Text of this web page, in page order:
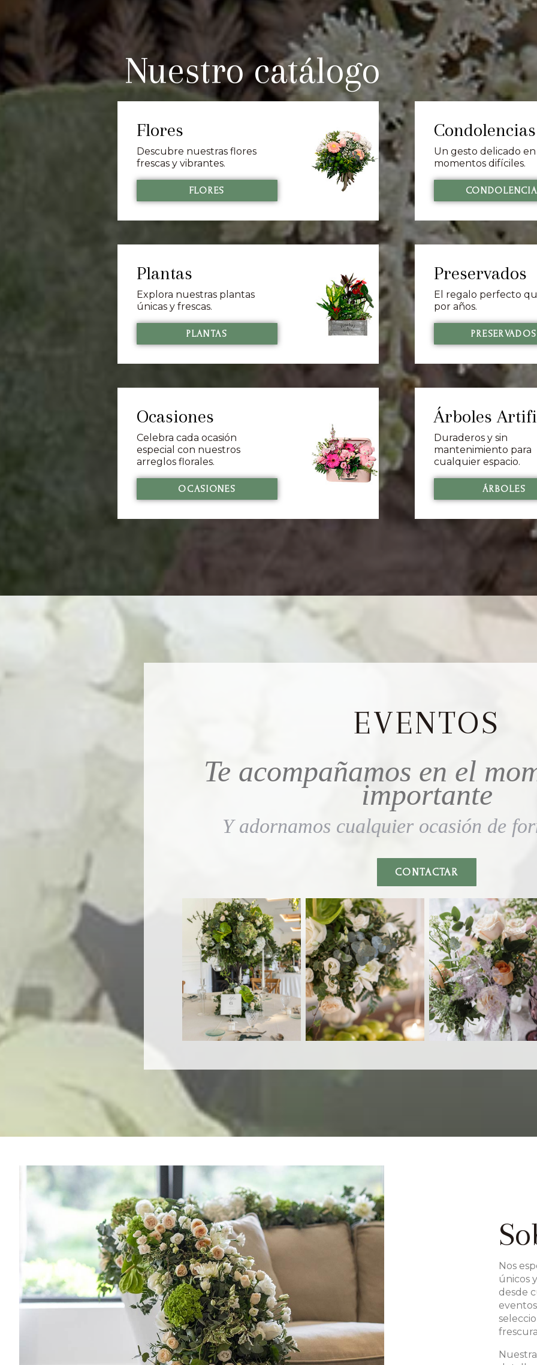
Nuestro catálogo
Flores
Descubre nuestras flores
frescas y vibrantes.
FLORES
Condolencias
Un gesto delicado en
momentos difíciles.
Plantas
Explora nuestras plantas
únicas y frescas.
PLANTAS
Preservados
El regalo perfecto
por años.
PRESERVADOS
Ocasiones
Celebra cada ocasión
especial con nuestros
arreglos florales.
OCASIONES
Árboles
Duraderos y sin
mantenimiento para
cualquier espacio.
ÁRBOLES
EVENTOS
Te acompañamos en el
importante
Y adornamos cualquier ocasión de
CONTACTAR
Nos
únicos
desde